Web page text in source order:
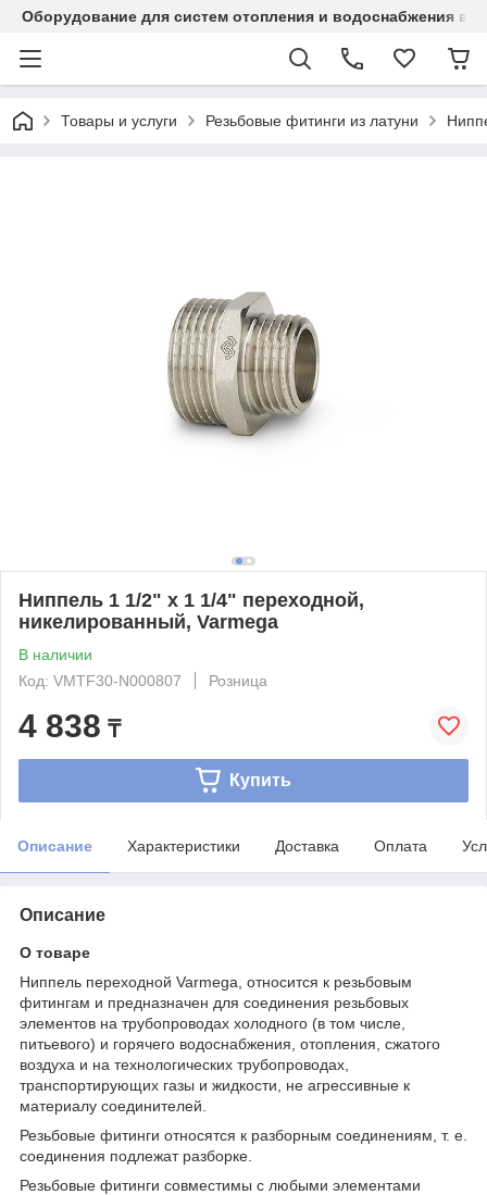
Оборудование для систем отопления и водоснабжения в
Товары и услуги Резьбовые фитинги из латуни
Ниппель 1 1/2" x 1 1/4" переходной,
никелированный, Varmega
В наличии
Код: VMTF30-N000807
Розница
4 838 ₸
Купить
Описание Характеристики Доставка Оплата
Описание
О товаре
Ниппель переходной Varmega, относится к резьбовым
фитингам и предназначен для соединения резьбовых
элементов на трубопроводах холодного (в том числе,
питьевого) и горячего водоснабжения, отопления, сжатого
воздуха и на технологических трубопроводах,
транспортирующих газы и жидкости, не агрессивные к
материалу соединителей.
Резьбовые фитинги относятся к разборным соединениям, т. е.
соединения подлежат разборке.
Резьбовые фитинги совместимы с любыми элементами